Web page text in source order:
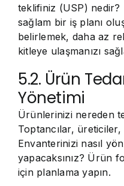
teklifiniz (USP)
sağlam bir iş planı
belirlemek, daha az
kitleye ulaşmanızı
5.2. Ürün
Yönetimi
Ürünlerinizi nereden
Toptancılar,
Envanterinizi nasıl
yapacaksınız? Ürün
için planlama yapın.